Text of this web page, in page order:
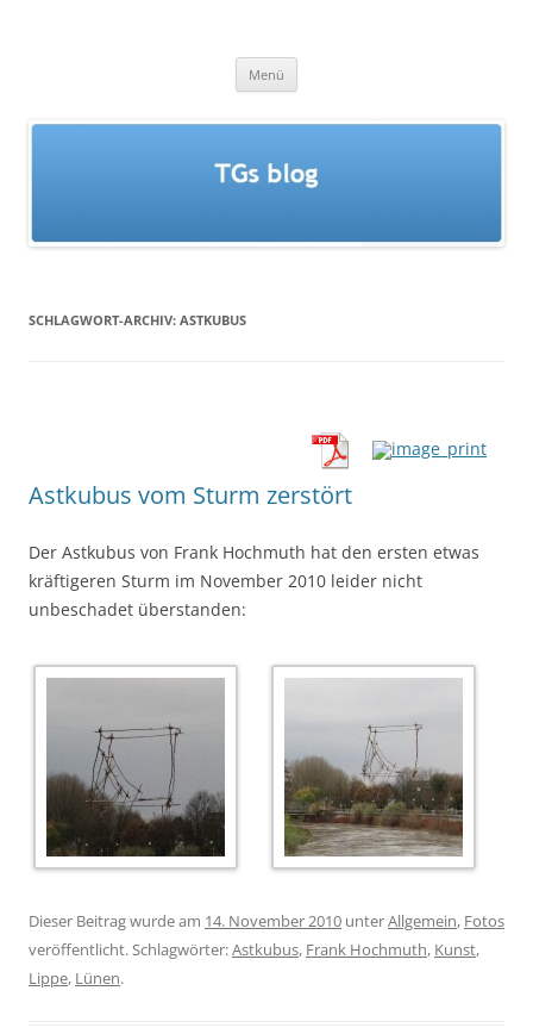
Menü
SCHLAGWORT-ARCHIV: ASTKUBUS
Astkubus vom Sturm zerstört
Der Astkubus von Frank Hochmuth hat den ersten etwas
kräftigeren Sturm im November 2010 leider nicht
unbeschadet überstanden:
Dieser Beitrag wurde am 14. November 2010 unterAllgemein, Fotos
veröffentlicht. Schlagwörter:Astkubus, Frank Hochmuth, Kunst,
Lippe, Lünen.